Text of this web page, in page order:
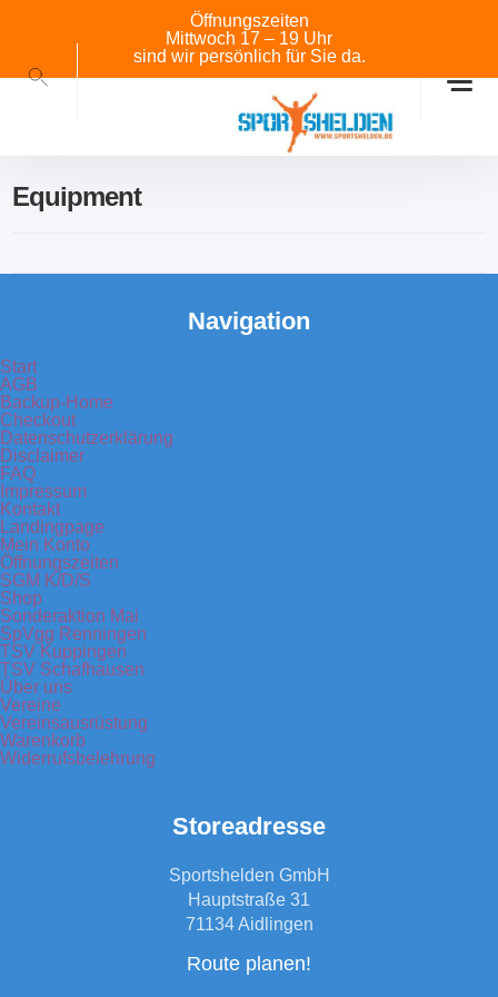
Öffnungszeiten
Mittwoch 17 – 19 Uhr
sind wir persönlich für Sie da.
Equipment
Navigation
Start
AGB
Backup-Home
Checkout
Datenschutzerklärung
Disclaimer
FAQ
Impressum
Kontakt
Landingpage
Mein Konto
Öffnungszeiten
SGM K/D/S
Shop
Sonderaktion Mai
SpVgg Renningen
TSV Kuppingen
TSV Schafhausen
Über uns
Vereine
Vereinsausrüstung
Warenkorb
Widerrufsbelehrung
Storeadresse
Sportshelden GmbH
Hauptstraße 31
71134 Aidlingen
Route planen!